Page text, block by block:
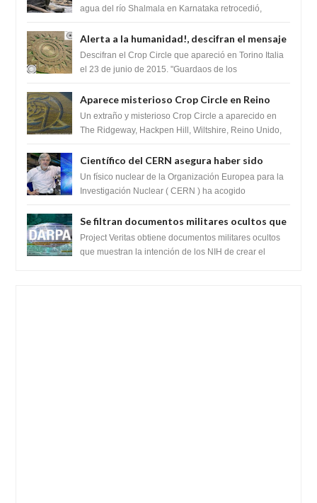
Lingas
agua del río Shalmala en Karnataka retrocedió,
Alerta a la humanidad!, descifran el mensaje
del Crop Circle de Torino ,Italia
Descifran el Crop Circle que apareció en Torino Italia
el 23 de junio de 2015. "Guardaos de los
Aparece misterioso Crop Circle en Reino
Unido 23 de junio 2016
Un extraño y misterioso Crop Circle a aparecido en
The Ridgeway, Hackpen Hill, Wiltshire, Reino Unido,
Científico del CERN asegura haber sido
ayudado por seres de luz durante una
prueba del Colisionador de Hadrones
Un físico nuclear de la Organización Europea para la
Investigación Nuclear ( CERN ) ha acogido
Se filtran documentos militares ocultos que
muestran la intención de los NIH de crear el
SARS-CoV-2, utilizando la investigación de
Project Veritas obtiene documentos militares ocultos
que muestran la intención de los NIH de crear el